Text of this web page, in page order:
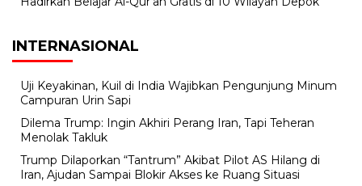
INTERNASIONAL
Uji Keyakinan, Kuil di India Wajibkan Pengunjung Minum
Campuran Urin Sapi
Dilema Trump: Ingin Akhiri Perang Iran, Tapi Teheran
Menolak Takluk
Trump Dilaporkan “Tantrum” Akibat Pilot AS Hilang di
Iran, Ajudan Sampai Blokir Akses ke Ruang Situasi